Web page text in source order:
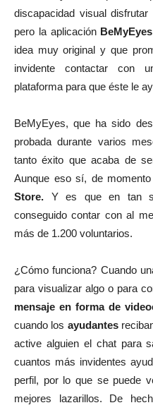
discapacidad visual
pero la aplicaciónBeMyEyes
idea muy original y que
invidente contactar con
plataforma para que éste le
BeMyEyes, que ha sido
probada durante varios
tanto éxito que acaba de
Aunque eso sí, de
Store. Y es que en tan
conseguido contar con al
más de 1.200 voluntarios.
¿Cómo funciona? Cuando
para visualizar algo o para
mensaje en forma de
cuando los ayudantes
active alguien el chat para
cuantos más invidentes
perfil, por lo que se puede
mejores lazarillos. De